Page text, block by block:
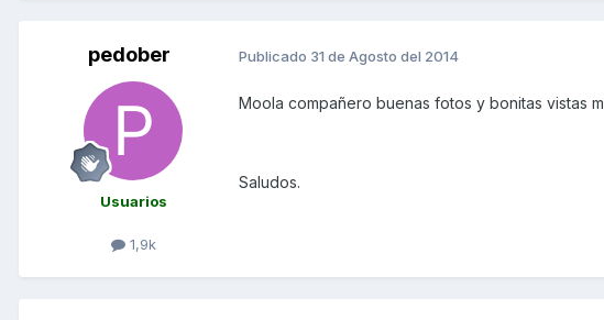
pedober
Usuarios
1,9k
Publicado 31 de Agosto del 2014
Moola compañero buenas fotos y bonitas vistas
Saludos.